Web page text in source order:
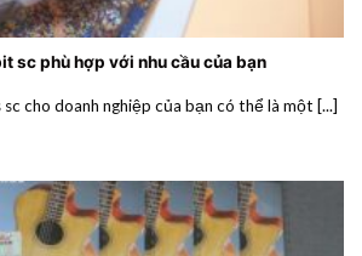
sc phù hợp với nhu cầu của bạn
cho doanh nghiệp của bạn có thể là một [...]